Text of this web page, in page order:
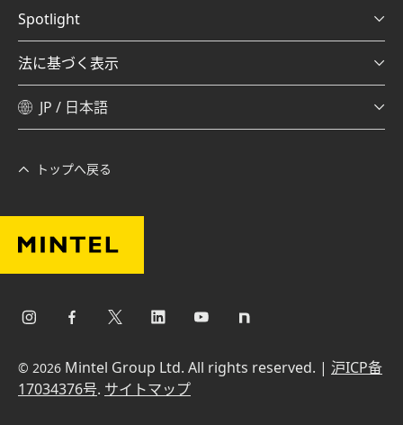
Spotlight
法に基づく表示
JP / 日本語
トップへ戻る
© 2026 Mintel Group Ltd. All rights reserved. | 沪ICP备
17034376号. サイトマップ